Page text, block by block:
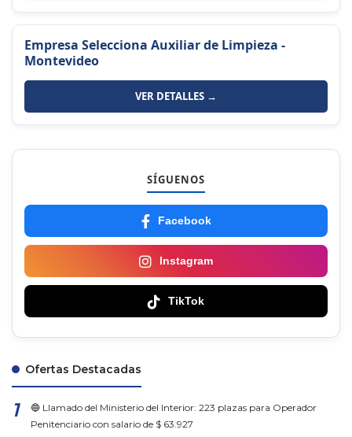
Empresa Selecciona Auxiliar de Limpieza -
Montevideo
VER DETALLES →
SÍGUENOS
Facebook
Instagram
TikTok
Ofertas Destacadas
🔵 Llamado del Ministerio del Interior: 223 plazas para Operador
Penitenciario con salario de $ 63.927